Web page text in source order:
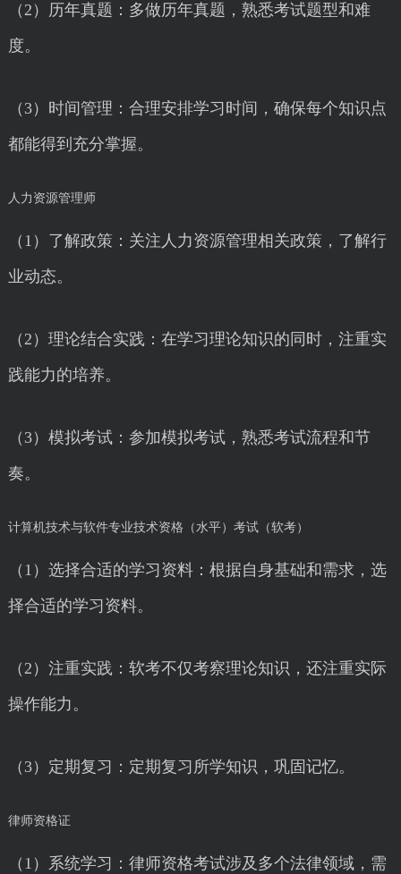
（2）历年真题：多做历年真题，熟悉考试题型和难
度。
（3）时间管理：合理安排学习时间，确保每个知识点
都能得到充分掌握。
人力资源管理师
（1）了解政策：关注人力资源管理相关政策，了解行
业动态。
（2）理论结合实践：在学习理论知识的同时，注重实
践能力的培养。
（3）模拟考试：参加模拟考试，熟悉考试流程和节
奏。
计算机技术与软件专业技术资格（水平）考试（软考）
（1）选择合适的学习资料：根据自身基础和需求，选
择合适的学习资料。
（2）注重实践：软考不仅考察理论知识，还注重实际
操作能力。
（3）定期复习：定期复习所学知识，巩固记忆。
律师资格证
（1）系统学习：律师资格考试涉及多个法律领域，需